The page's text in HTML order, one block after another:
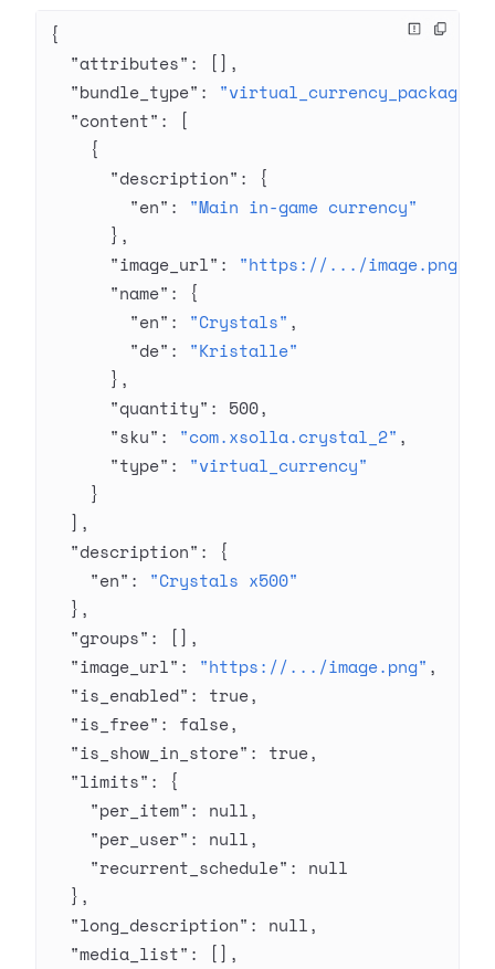
{
  "attributes"
: [],
  "bundle_type"
: "virtual_currency_package"
  "content"
: [
    {
      "description"
: {
        "en"
: "Main in-game currency"
      },
      "image_url"
: "https://.../image.png"
      "name"
: {
        "en"
: "Crystals" ,
        "de"
: "Kristalle"
      },
      "quantity"
: 500,
      "sku"
: "com.xsolla.crystal_2" ,
      "type"
: "virtual_currency"
    }
  ],
  "description"
: {
    "en"
: "Crystals x500"
  },
  "groups"
: [],
  "image_url"
: "https://.../image.png" ,
  "is_enabled"
: true,
  "is_free"
: false,
  "is_show_in_store"
: true,
  "limits"
: {
    "per_item"
: null,
    "per_user"
: null,
    "recurrent_schedule"
: null
  },
  "long_description"
: null,
  "media_list"
: [],